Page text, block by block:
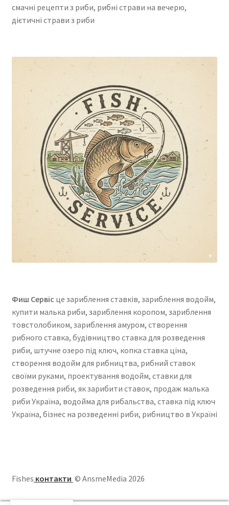
смачні рецепти з риби, рибні страви на вечерю,
дієтичні страви з риби
Фиш Сервіс це зариблення ставків, зариблення водойм,
купити малька риби, зариблення коропом, зариблення
товстолобиком, зариблення амуром, створення
рибного ставка, будівництво ставка для розведення
риби, штучне озеро під ключ, копка ставка ціна,
створення водойм для рибництва, рибний ставок
своїми руками, проектування водойм, ставки для
розведення риби, як зарибити ставок, продаж малька
риби Україна, водойма для рибальства, ставка під ключ
Україна, бізнес на розведенні риби, рибництво в Україні
Fishes контакти © AnsmeMedia 2026